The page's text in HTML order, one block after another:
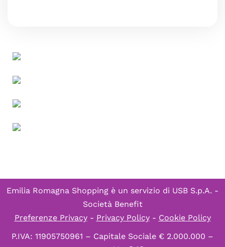
Emilia Romagna Shopping è un servizio di USB S.p.A. -
Società Benefit
Preferenze Privacy- Privacy Policy- Cookie Policy
P.IVA: 11905750961 – Capitale Sociale € 2.000.000 –